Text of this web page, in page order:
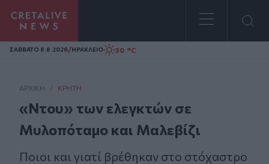
Homepage
ΣAΒΒΑΤΟ 8.8.2026/ΗΡΑΚΛΕΙΟ 30 °C
ΑΡΧΙΚΗ / ΚΡΉΤΗ
«Ντου» των ελεγκτών σε
Μυλοπόταμο και Μαλεβίζι
Ποιοι και γιατί βρέθηκαν στο στόχαστρο